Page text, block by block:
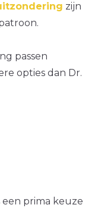
zijn
passen
opties dan Dr.
een prima keuze